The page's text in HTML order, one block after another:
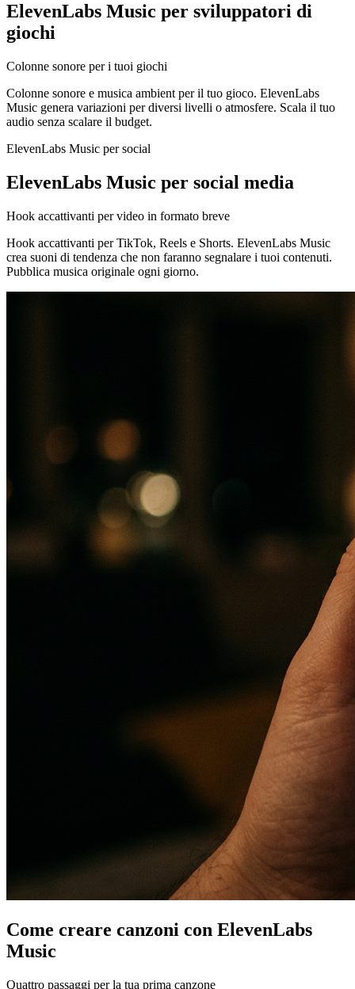
ElevenLabs Music per sviluppatori di
giochi
Colonne sonore per i tuoi giochi
Colonne sonore e musica ambient per il tuo gioco. ElevenLabs
Music genera variazioni per diversi livelli o atmosfere. Scala il tuo
audio senza scalare il budget.
ElevenLabs Music per social
ElevenLabs Music per social media
Hook accattivanti per video in formato breve
Hook accattivanti per TikTok, Reels e Shorts. ElevenLabs Music
crea suoni di tendenza che non faranno segnalare i tuoi contenuti.
Pubblica musica originale ogni giorno.
Come creare canzoni con ElevenLabs
Music
Quattro passaggi per la tua prima canzone